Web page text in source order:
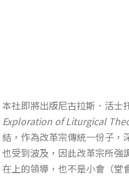
本社即將出版尼古拉斯．活
Exploration of Liturgical
結，作為改革宗傳統一份子，
也受到波及，因此改革宗所強
在上的領導，也不是小會（堂